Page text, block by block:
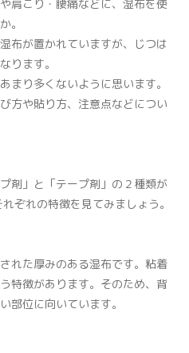
患者さんの声
肩こり・腰痛などに、湿布を使
。
布が置かれていますが、じつは
ります。
まり多くないように思います。
方や貼り方、注意点などについ
剤」と「テープ剤」の２種類が
ぞれの特徴を見てみましょう。
れた厚みのある湿布です。粘着
特徴があります。そのため、背
部位に向いています。